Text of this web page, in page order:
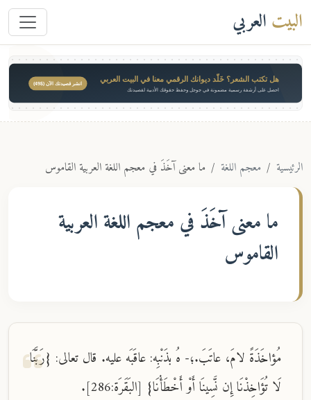
البيت العربي
هل تكتب الشعر؟ خَلّد ديوانك الرقمي معنا في البيت العربي
احصل على أرشفة رسمية مضمونة في جوجل وحفظ حقوقك الأدبية لقصيدتك
انشر قصيدتك الآن ($49)
الرئيسية معجم اللغة ما معنى آخَذَ في معجم اللغة العربية القاموس
ما معنىآخَذَ في معجم اللغة العربية
القاموس
مُؤاخَذَةً لامَ، عاتَبَ.؛- هُ بذَنْبِه: عاقَبَه عليه. قال تعالى: {رَبَّنَا
لَا تُؤَاخِذْنَا إِن نَّسِينَا أَوْ أَخْطَأْنَا} [البَقَرَة:286].